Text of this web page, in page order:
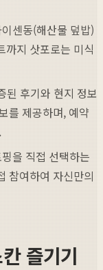
센동(해산물 덮밥)
까지 삿포로는 미식
된 후기와 현지 정보
를 제공하며, 예약
을 직접 선택하는
참여하여 자신만의
즐기기